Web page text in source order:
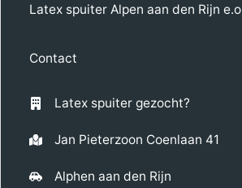
Latex spuiter Alpen aan den Rijn e.o
Contact
Latex spuiter gezocht?
Jan Pieterzoon Coenlaan 41
Alphen aan den Rijn